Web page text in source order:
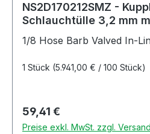
NS2D170212SMZ -
Schlauchtülle 3,2 mm
1/8 Hose Barb Valved In-
1 Stück (5.941,00 € / 100 Stück)
Regulärer Preis:
59,41 €
Preise exkl. MwSt. zzgl.